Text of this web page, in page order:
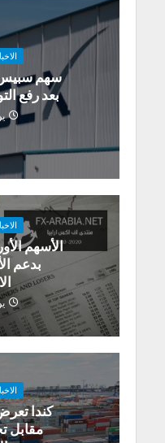
بعد رفع
الأسهم
بدعم
كندا
مقابل